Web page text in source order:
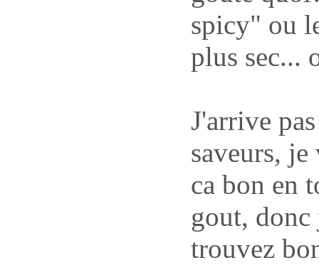
spicy" ou
plus sec...
J'arrive
saveurs,
ca bon en
gout, donc
trouvez